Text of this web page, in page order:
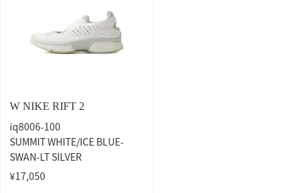
W NIKE RIFT 2
iq8006-100
SUMMIT WHITE/ICE BLUE-
SWAN-LT SILVER
¥17,050